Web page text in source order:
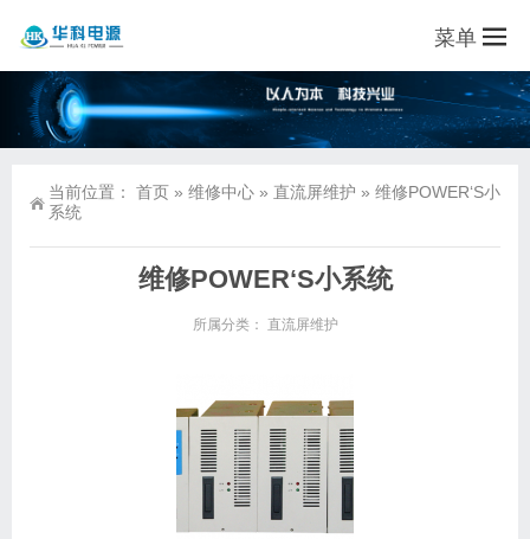
菜单
当前位置： 首页 » 维修中心 » 直流屏维护 » 维修POWER‘S小
系统
维修POWER‘S小系统
所属分类： 直流屏维护